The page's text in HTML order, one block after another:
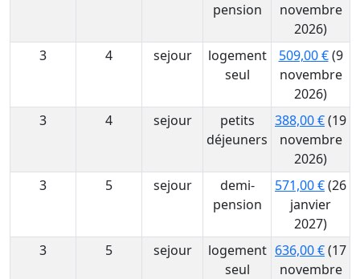
pension
novembre
2026)
3
4 sejour
logement
seul
509,00 €(9
novembre
2026)
3
4 sejour
petits
déjeuners
388,00 €(19
novembre
2026)
3
5 sejour
demi-
pension
571,00 €(26
janvier
2027)
3
5 sejour
logement
seul
636,00 €(17
novembre